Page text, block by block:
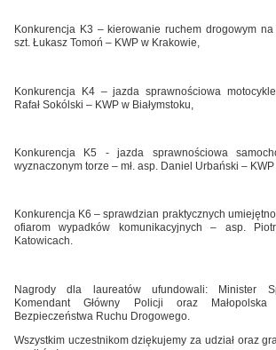
Konkurencja K3 – kierowanie ruchem drogowym
szt. Łukasz Tomoń – KWP w Krakowie,
Konkurencja K4 – jazda sprawnościowa
Rafał Sokólski – KWP w Białymstoku,
Konkurencja K5 - jazda sprawnościowa
wyznaczonym torze – mł. asp. Daniel Urbański – KWP
Konkurencja K6 – sprawdzian praktycznych
ofiarom wypadków komunikacyjnych – asp.
Katowicach.
Nagrody dla laureatów ufundowali: Minister
Komendant Główny Policji oraz Małopolska
Bezpieczeństwa Ruchu Drogowego.
Wszystkim uczestnikom dziękujemy za udział oraz